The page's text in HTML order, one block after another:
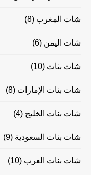
شات المغرب (8)
شات اليمن (6)
شات بنات (10)
شات بنات الإمارات (8)
شات بنات الخليج (4)
شات بنات السعودية (9)
شات بنات العرب (10)